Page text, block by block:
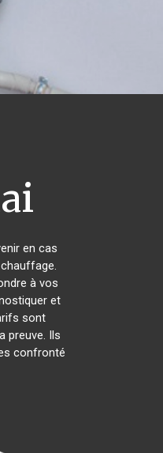
en cas
à vos
et
sont
preuve. Ils
confronté